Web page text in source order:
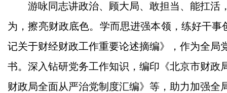
游咏同志讲政治、顾大局、敢担当、能扛活
为，擦亮财政底色。学而思进强本领，练好干事
记关于财经财政工作重要论述摘编》，作为全局
书。深入钻研党务工作知识，编印《北京市财政
财政局全面从严治党制度汇编》等，助力加强全